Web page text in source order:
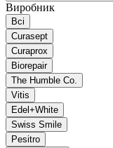
Виробник
Всі
Curasept
Curaprox
Biorepair
The Humble Co.
Vitis
Edel+White
Swiss Smile
Pesitro